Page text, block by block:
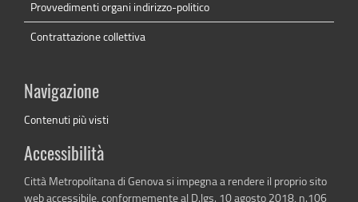
Provvedimenti organi indirizzo-politico
Contrattazione collettiva
Navigazione
Contenuti più visti
Accessibilità
Città Metropolitana di Genova si impegna a rendere il proprio sito
web accessibile, conformemente al D.lgs. 10 agosto 2018, n.106